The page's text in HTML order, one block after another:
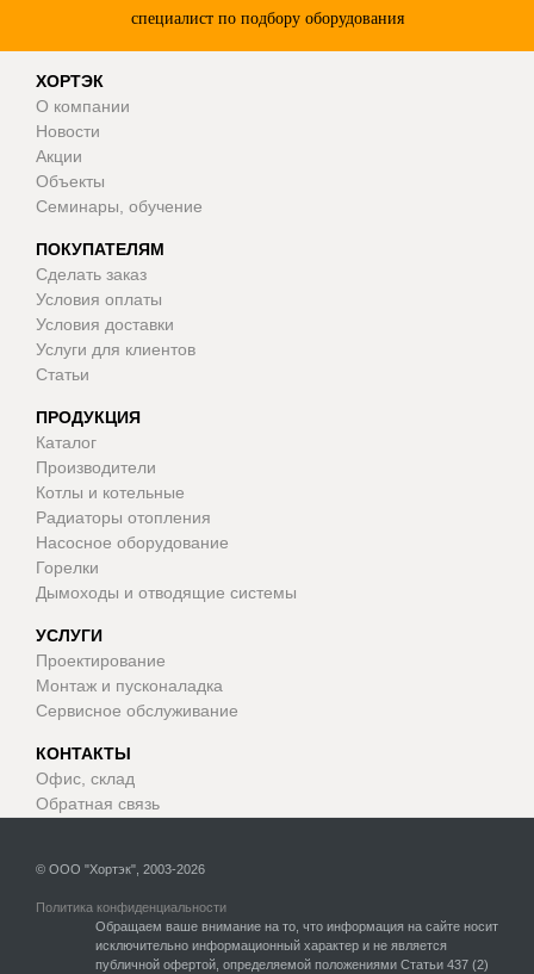
специалист по подбору оборудования
ХОРТЭК
О компании
Новости
Акции
Объекты
Семинары, обучение
ПОКУПАТЕЛЯМ
Сделать заказ
Условия оплаты
Условия доставки
Услуги для клиентов
Статьи
ПРОДУКЦИЯ
Каталог
Производители
Котлы и котельные
Радиаторы отопления
Насосное оборудование
Горелки
Дымоходы и отводящие системы
УСЛУГИ
Проектирование
Монтаж и пусконаладка
Сервисное обслуживание
КОНТАКТЫ
Офис, склад
Обратная связь
© ООО "Хортэк", 2003-2026
Политика конфиденциальности
Обращаем ваше внимание на то, что информация на сайте носит
исключительно информационный характер и не является
публичной офертой, определяемой положениями Статьи 437 (2)